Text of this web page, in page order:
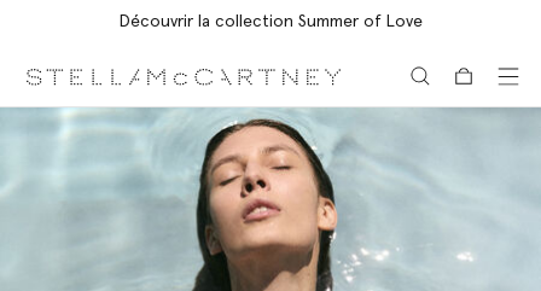
Découvrir la collection Summer of Love